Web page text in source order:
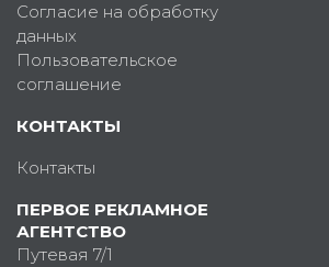
Согласие на обработку
данных
Пользовательское
соглашение
КОНТАКТЫ
Контакты
ПЕРВОЕ РЕКЛАМНОЕ
АГЕНТСТВО
Путевая 7/1